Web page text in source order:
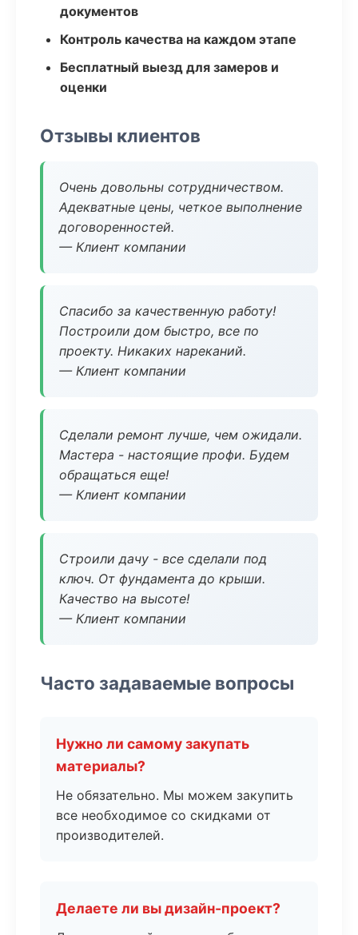
документов
Контроль качества на каждом этапе
Бесплатный выезд для замеров и
оценки
Отзывы клиентов
Очень довольны сотрудничеством.
Адекватные цены, четкое выполнение
договоренностей.
— Клиент компании
Спасибо за качественную работу!
Построили дом быстро, все по
проекту. Никаких нареканий.
— Клиент компании
Сделали ремонт лучше, чем ожидали.
Мастера - настоящие профи. Будем
обращаться еще!
— Клиент компании
Строили дачу - все сделали под
ключ. От фундамента до крыши.
Качество на высоте!
— Клиент компании
Часто задаваемые вопросы
Нужно ли самому закупать
материалы?
Не обязательно. Мы можем закупить
все необходимое со скидками от
производителей.
Делаете ли вы дизайн-проект?